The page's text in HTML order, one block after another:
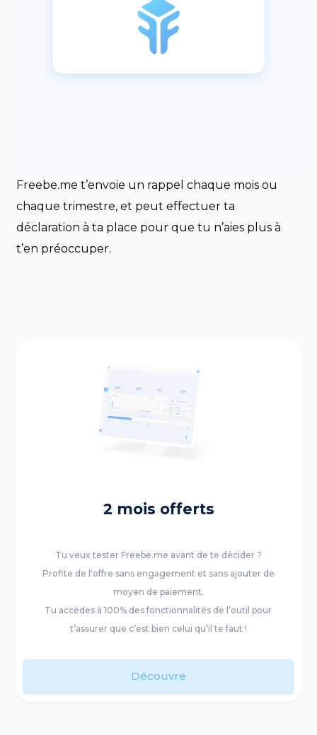
Freebe.me t’envoie un rappel chaque mois ou
chaque trimestre, et peut effectuer ta
déclaration à ta place pour que tu n’aies plus à
t’en préoccuper.
2 mois offerts
Tu veux tester Freebe.me avant de te décider ?
Profite de l'offre sans engagement et sans ajouter de
moyen de paiement.
Tu accèdes à 100% des fonctionnalités de l’outil pour
t’assurer que c’est bien celui qu’il te faut !
Découvre